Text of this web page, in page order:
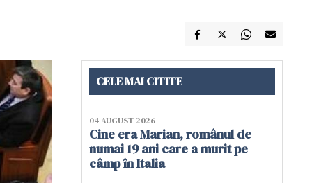
CELE MAI CITITE
04 AUGUST 2026
Cine era Marian, românul de
numai 19 ani care a murit pe
câmp în Italia